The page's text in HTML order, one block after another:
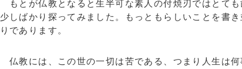
もとが仏教となると生半可な素人の付焼刃ではとても
少しばかり探ってみました。もっともらしいことを書
りであります。
仏教には、この世の一切は苦である、つまり人生は